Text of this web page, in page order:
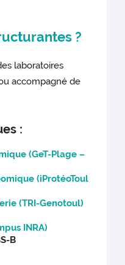
?
laboratoires
accompagné de
:
(GeT-Plage –
(iProtéoToul
(TRI-Genotoul)
INRA)
B